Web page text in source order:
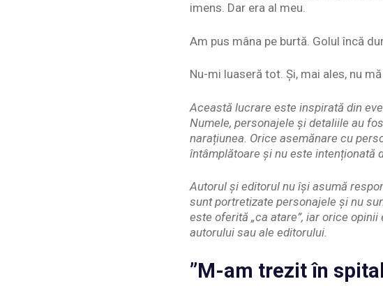
imens. Dar era al meu.
Am pus mâna pe burtă. Golul încă
Nu-mi luaseră tot. Și, mai ales, nu
Această lucrare este inspirată din
Numele, personajele și detaliile au
narațiunea. Orice asemănare cu
întâmplătoare și nu este intenționată
Autorul și editorul nu își asumă
sunt portretizate personajele și nu
este oferită „ca atare”, iar orice
autorului sau ale editorului.
”M-am trezit în